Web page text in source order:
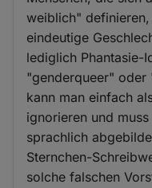
weiblich"
eindeutige
lediglich Phantasie-
"genderqueer" oder
kann man einfach
ignorieren und
sprachlich
Sternchen-
solche falschen